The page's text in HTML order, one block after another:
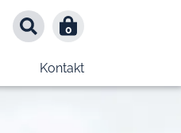
0
Kontakt